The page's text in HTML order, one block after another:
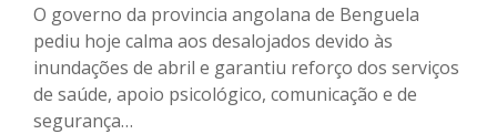
O governo da provincia angolana de Benguela
pediu hoje calma aos desalojados devido às
inundações de abril e garantiu reforço dos serviços
de saúde, apoio psicológico, comunicação e de
segurança…